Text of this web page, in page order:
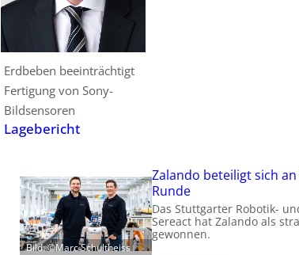
Erdbeben beeinträchtigt
Fertigung von Sony-
Bildsensoren
Lagebericht
Bild: ©Marc Schultheiss
Zalando beteiligt sich an
Runde
Das Stuttgarter Robotik-
Sereact hat Zalando als
gewonnen.